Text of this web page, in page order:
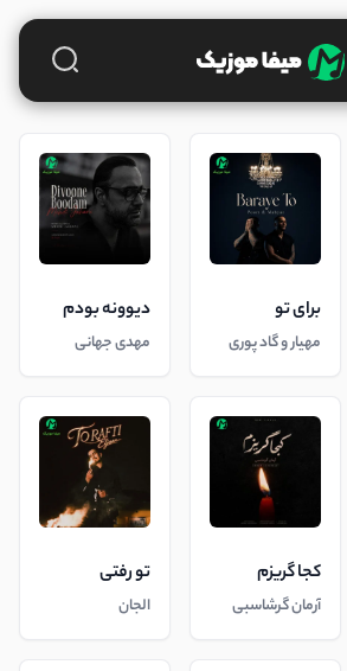
برای تو
مهیار و گاد پوری
دیوونه بودم
مهدی جهانی
کجا گریزم
آرمان گرشاسبی
تو رفتی
الجان